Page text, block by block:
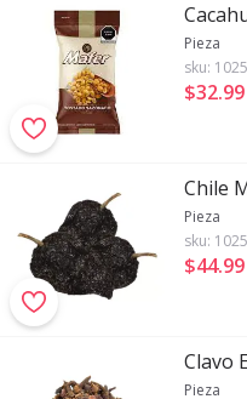
Pieza
sku:
$32.99
Chile
Pieza
sku:
$44.99
Clavo
Pieza